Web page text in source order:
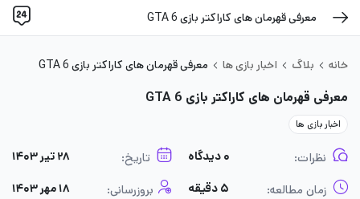
معرفی قهرمان های کاراکتر بازی GTA 6
خانه بلاگ اخبار بازی ها معرفی قهرمان های کاراکتر بازی GTA 6
معرفی قهرمان های کاراکتر بازی GTA 6
اخبار بازی ها
نظرات: ۰ دیدگاه تاریخ: ۲۸ تیر ۱۴۰۳
زمان مطالعه: ۵ دقیقه بروزرسانی: ۱۸ مهر ۱۴۰۳